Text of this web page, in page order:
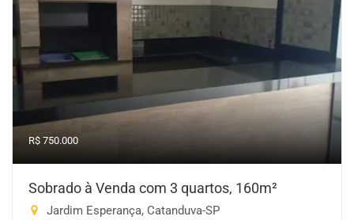
R$ 750.000
Sobrado à Venda com 3 quartos, 160m²
Jardim Esperança, Catanduva-SP